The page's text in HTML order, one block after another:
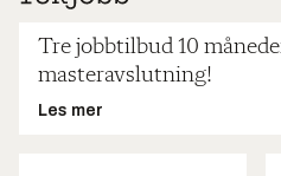
Tre jobbtilbud 10
masteravslutning!
Les mer